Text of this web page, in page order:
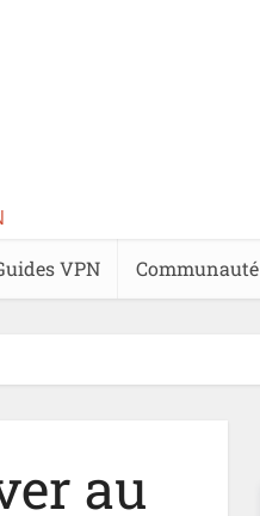
VPN Communauté
au